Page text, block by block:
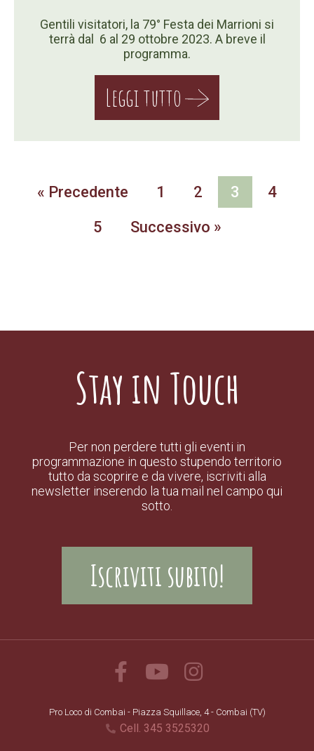
Gentili visitatori, la 79° Festa dei Marrioni si
terrà dal 6 al 29 ottobre 2023. A breve il
programma.
Leggi tutto
« Precedente 1 2 3
4
5
Successivo »
Stay in Touch
Per non perdere tutti gli eventi in
programmazione in questo stupendo territorio
tutto da scoprire e da vivere, iscriviti alla
newsletter inserendo la tua mail nel campo qui
sotto.
Iscriviti subito!
Pro Loco di Combai - Piazza Squillace, 4 - Combai (TV)
Cell. 345 3525320